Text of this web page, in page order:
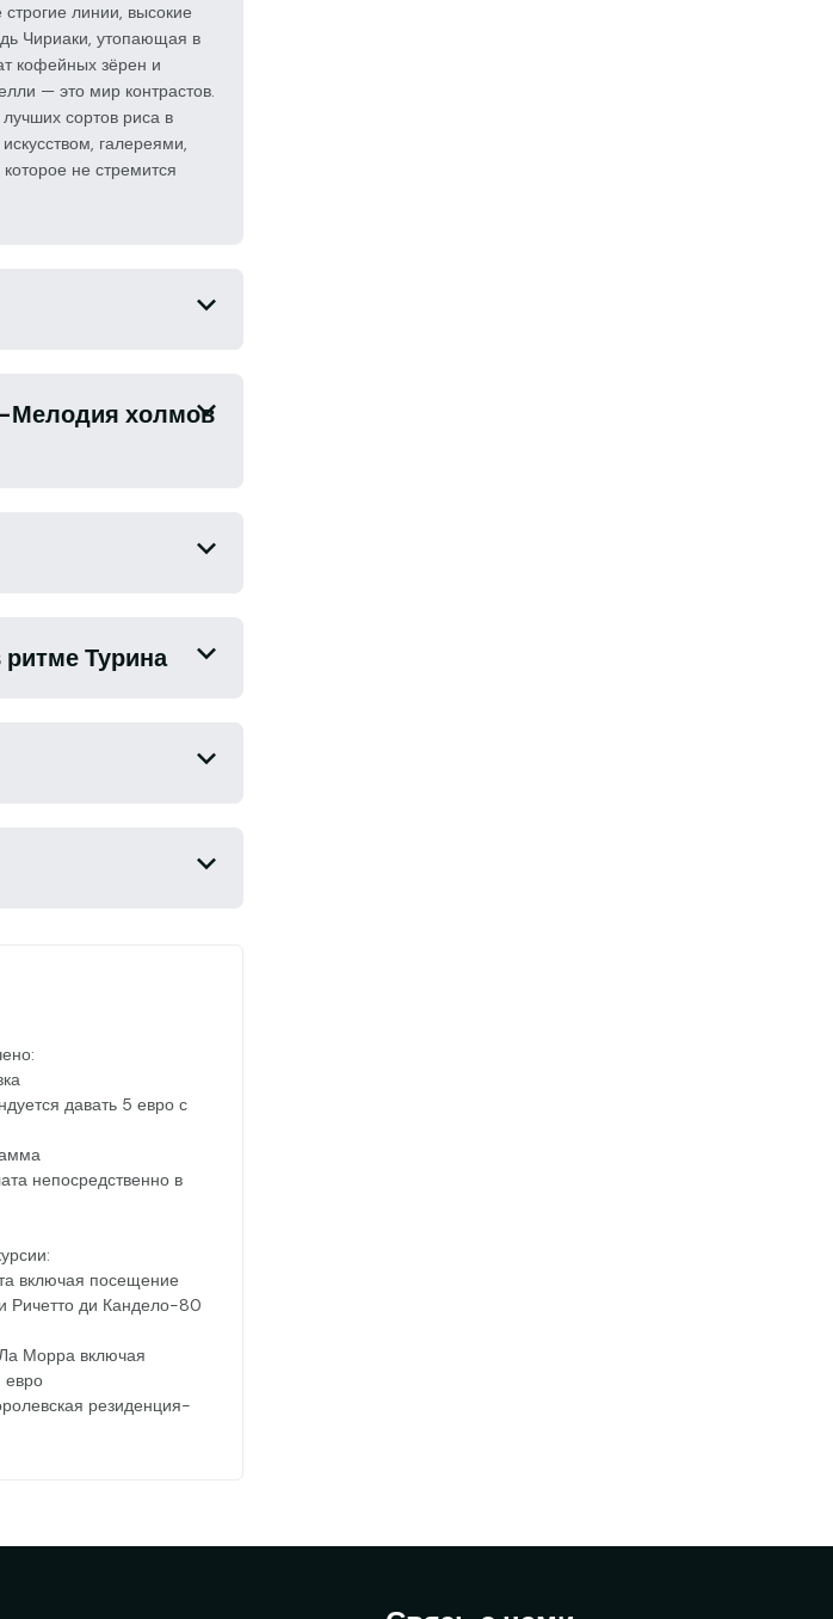
линии, высокие
Чириаки, утопающая в
кофейных зёрен и
— это мир контрастов.
сортов риса в
галереями,
не стремится
Мелодия холмов
и в ритме Турина
давать 5 евро с
непосредственно в
включая посещение
Ричетто ди Кандело-80
Морра включая
евро
резиденция-